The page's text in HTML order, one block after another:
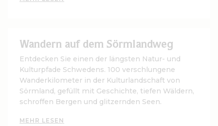
Wandern auf dem Sörmlandweg
Entdecken Sie einen der längsten Natur- und
Kulturpfade Schwedens. 100 verschlungene
Wanderkilometer in der Kulturlandschaft von
Sörmland, gefüllt mit Geschichte, tiefen Wäldern,
schroffen Bergen und glitzernden Seen.
MEHR LESEN